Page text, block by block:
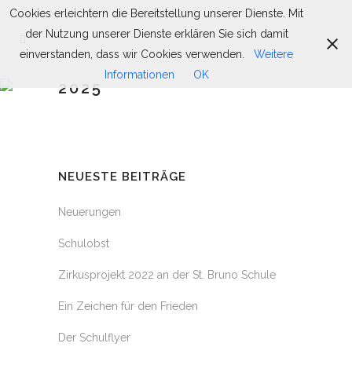
2025
NEUESTE BEITRÄGE
Neuerungen
Schulobst
Zirkusprojekt 2022 an der St. Bruno Schule
Ein Zeichen für den Frieden
Der Schulflyer
Cookies erleichtern die Bereitstellung unserer Dienste. Mit
der Nutzung unserer Dienste erklären Sie sich damit
einverstanden, dass wir Cookies verwenden.
Weitere
Informationen
OK